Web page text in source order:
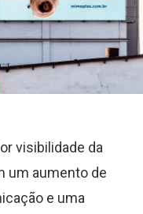
visibilidade da
um aumento de
e uma